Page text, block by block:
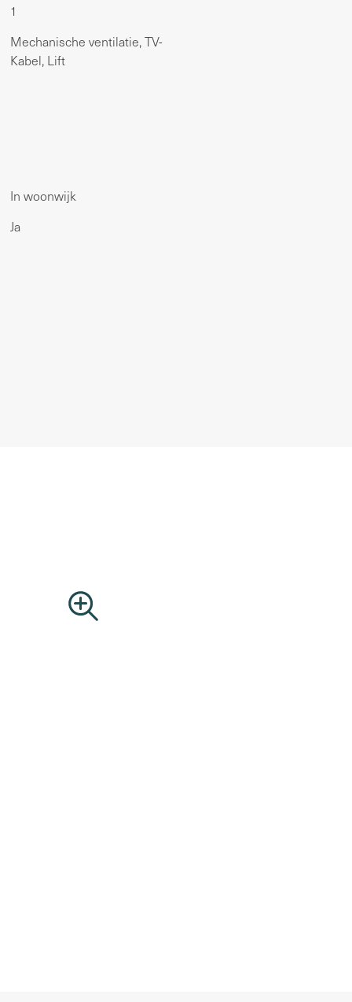
1
Mechanische ventilatie, TV-
Kabel, Lift
In woonwijk
Ja